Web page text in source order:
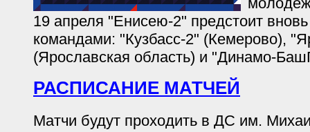
19 апреля "Енисею-2" предстоит вновь
командами: "Кузбасс-2" (Кемерово),
(Ярославская область) и "Динамо-
РАСПИСАНИЕ МАТЧЕЙ
Матчи будут проходить в ДС им.